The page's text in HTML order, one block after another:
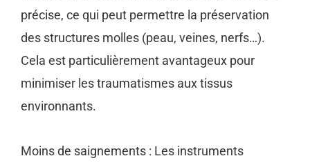
précise, ce qui peut permettre la préservation
des structures molles (peau, veines, nerfs…).
Cela est particulièrement avantageux pour
minimiser les traumatismes aux tissus
environnants.
Moins de saignements : Les instruments